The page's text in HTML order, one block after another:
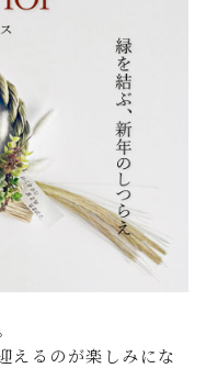
えるのが楽しみにな